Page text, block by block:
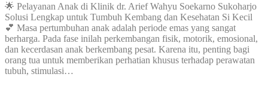
🌟 Pelayanan Anak di Klinik dr. Arief Wahyu Soekarno Sukoharjo
Solusi Lengkap untuk Tumbuh Kembang dan Kesehatan Si Kecil
💕 Masa pertumbuhan anak adalah periode emas yang sangat
berharga. Pada fase inilah perkembangan fisik, motorik, emosional,
dan kecerdasan anak berkembang pesat. Karena itu, penting bagi
orang tua untuk memberikan perhatian khusus terhadap perawatan
tubuh, stimulasi…